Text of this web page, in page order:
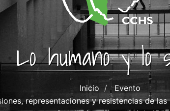
Lo humano y lo
Inicio
Evento
representaciones y resistencias de